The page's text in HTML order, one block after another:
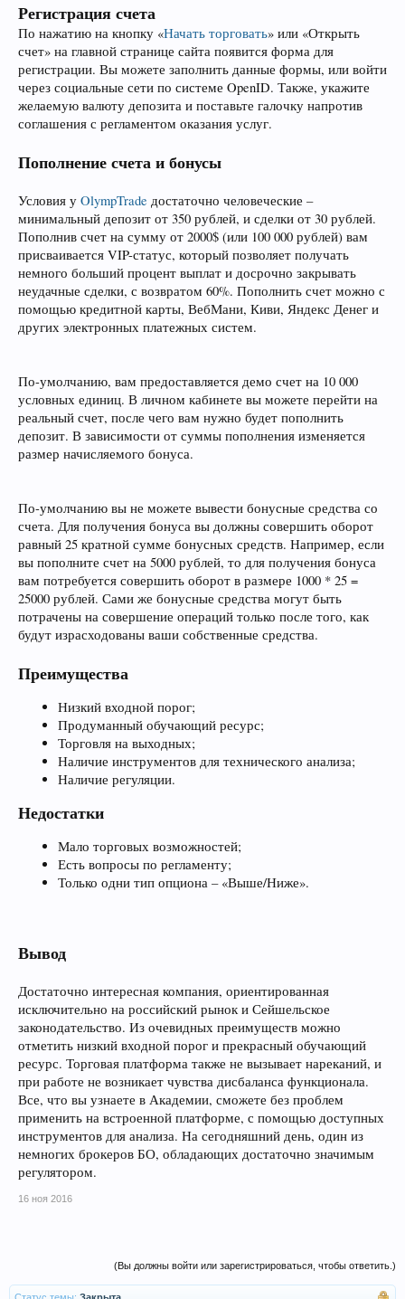
Регистрация счета
По нажатию на кнопку «Начать торговать» или «Открыть
счет» на главной странице сайта появится форма для
регистрации. Вы можете заполнить данные формы, или войти
через социальные сети по системе OpenID. Также, укажите
желаемую валюту депозита и поставьте галочку напротив
соглашения с регламентом оказания услуг.
Пополнение счета и бонусы
Условия у OlympTrade достаточно человеческие –
минимальный депозит от 350 рублей, и сделки от 30 рублей.
Пополнив счет на сумму от 2000$ (или 100 000 рублей) вам
присваивается VIP-статус, который позволяет получать
немного больший процент выплат и досрочно закрывать
неудачные сделки, с возвратом 60%. Пополнить счет можно с
помощью кредитной карты, ВебМани, Киви, Яндекс Денег и
других электронных платежных систем.
По-умолчанию, вам предоставляется демо счет на 10 000
условных единиц. В личном кабинете вы можете перейти на
реальный счет, после чего вам нужно будет пополнить
депозит. В зависимости от суммы пополнения изменяется
размер начисляемого бонуса.
По-умолчанию вы не можете вывести бонусные средства со
счета. Для получения бонуса вы должны совершить оборот
равный 25 кратной сумме бонусных средств. Например, если
вы пополните счет на 5000 рублей, то для получения бонуса
вам потребуется совершить оборот в размере 1000 * 25 =
25000 рублей. Сами же бонусные средства могут быть
потрачены на совершение операций только после того, как
будут израсходованы ваши собственные средства.
Преимущества
Низкий входной порог;
Продуманный обучающий ресурс;
Торговля на выходных;
Наличие инструментов для технического анализа;
Наличие регуляции.
Недостатки
Мало торговых возможностей;
Есть вопросы по регламенту;
Только одни тип опциона – «Выше/Ниже».
Вывод
Достаточно интересная компания, ориентированная
исключительно на российский рынок и Сейшельское
законодательство. Из очевидных преимуществ можно
отметить низкий входной порог и прекрасный обучающий
ресурс. Торговая платформа также не вызывает нареканий, и
при работе не возникает чувства дисбаланса функционала.
Все, что вы узнаете в Академии, сможете без проблем
применить на встроенной платформе, с помощью доступных
инструментов для анализа. На сегодняшний день, один из
немногих брокеров БО, обладающих достаточно значимым
регулятором.
16 ноя 2016
(Вы должны войти или зарегистрироваться, чтобы ответить.)